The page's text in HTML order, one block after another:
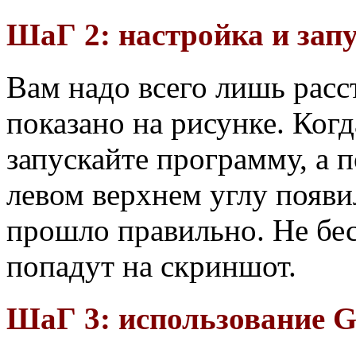
ШаГ 2: настройка и
Вам надо всего лишь
показано на рисунке.
запускайте программу, а
левом верхнем углу
прошло правильно. Не
попадут на скриншот.
ШаГ 3: использование